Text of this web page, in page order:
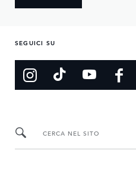
SEGUICI SU
CERCA NEL SITO